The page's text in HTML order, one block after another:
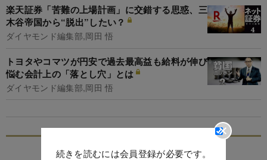
続きを読むには会員登録が必要です。
楽天証券「苦難の上場計画」に交錯する思惑、三
木谷帝国から“脱出”したい？
ダイヤモンド編集部,岡田 悟
トヨタやコマツが円安で過去最高益も給料が伸び
悩む会計上の「落とし穴」とは
ダイヤモンド編集部,岡田 悟
特集